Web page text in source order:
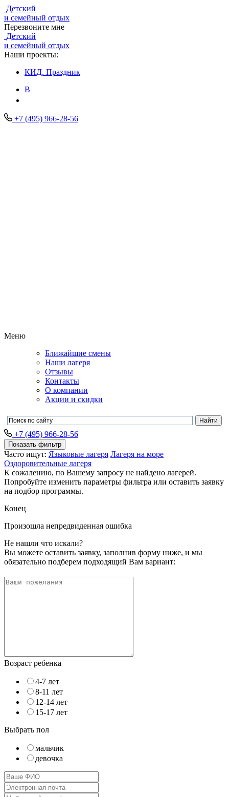
Детский
и семейный отдых
Перезвоните мне
Детский
и семейный отдых
Наши проекты:
КИД. Праздник
В
+7 (495) 966-28-56
Меню
Ближайшие смены
Наши лагеря
Отзывы
Контакты
О компании
Акции и скидки
+7 (495) 966-28-56
Показать фильтр
Часто ищут: Языковые лагеря Лагеря на море
Оздоровительные лагеря
К сожалению, по Вашему запросу не найдено лагерей.
Попробуйте изменить параметры фильтра или оставить заявку
на подбор программы.
Конец
Произошла непредвиденная ошибка
Не нашли что искали?
Вы можете оставить заявку, заполнив форму ниже, и мы
обязательно подберем подходящий Вам вариант:
Возраст ребенка
4-7 лет
8-11 лет
12-14 лет
15-17 лет
Выбрать пол
мальчик
девочка